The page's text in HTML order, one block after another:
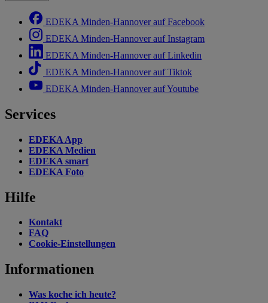
EDEKA Minden-Hannover auf Facebook
EDEKA Minden-Hannover auf Instagram
EDEKA Minden-Hannover auf Linkedin
EDEKA Minden-Hannover auf Tiktok
EDEKA Minden-Hannover auf Youtube
Services
EDEKA App
EDEKA Medien
EDEKA smart
EDEKA Foto
Hilfe
Kontakt
FAQ
Cookie-Einstellungen
Informationen
Was koche ich heute?